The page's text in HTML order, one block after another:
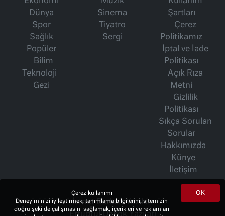
Dünya
Spor
Sağlık
Popüler
Bilim
Teknoloji
Gezi
Sinema
Tiyatro
Sergi
Şartları
Çerez
Politikamız
İptal ve İade
Politikası
Açık Rıza
Metni
Gizlilik
Politikası
Sıkça Sorulan
Sorular
Hakkımızda
Künye
İletişim
İsmet Berkan Yazıları
OK
Çerez kullanımı
Deneyiminizi iyileştirmek, tanımlama bilgilerini, sitemizin
doğru şekilde çalışmasını sağlamak, içerikleri ve reklamları